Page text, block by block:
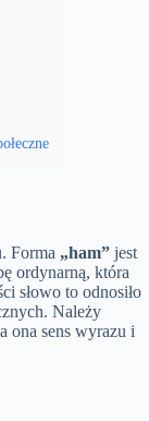
Forma „ham” jest
ordynarną, która
słowo to odnosiło
Należy
ona sens wyrazu i